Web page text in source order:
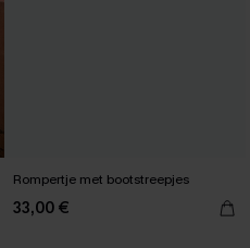
Rompertje met bootstreepjes
33,00 €